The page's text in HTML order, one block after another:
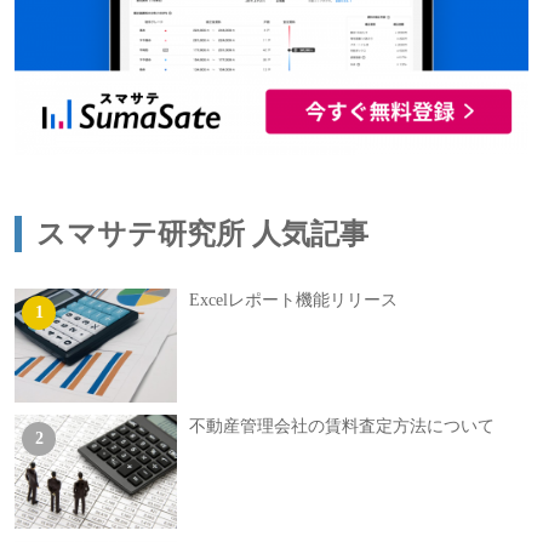
スマサテ研究所 人気記事
Excelレポート機能リリース
不動産管理会社の賃料査定方法について